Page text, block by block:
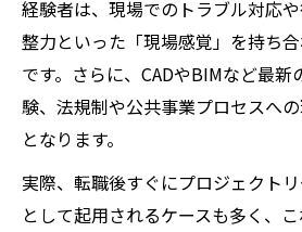
建設コンサルタント職の魅力
建設コンサルタントなら
の実際
建設コンサルタントの魅
発見
建設コンサルタントの年
経験者は、現場でのトラブル対応
整力といった「現場感覚」を持ち
です。さらに、CADやBIMなど最新
験、法規制や公共事業プロセスへ
となります。
実際、転職後すぐにプロジェクト
として起用されるケースも多く、